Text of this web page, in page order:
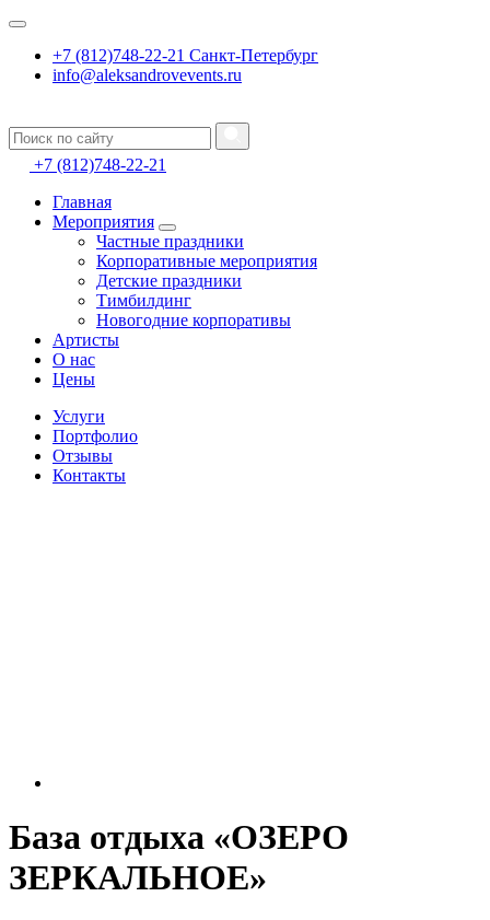
+7 (812)748-22-21 Санкт-Петербург
info@aleksandrovevents.ru
+7 (812)748-22-21
Главная
Мероприятия
Частные праздники
Корпоративные мероприятия
Детские праздники
Тимбилдинг
Новогодние корпоративы
Артисты
О нас
Цены
Услуги
Портфолио
Отзывы
Контакты
База отдыха «ОЗЕРО
ЗЕРКАЛЬНОЕ»